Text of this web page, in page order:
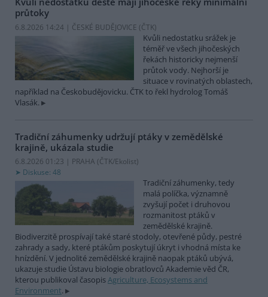
průtoky
6.8.2026 14:24 | ČESKÉ BUDĚJOVICE (ČTK)
Kvůli nedostatku srážek je
téměř ve všech jihočeských
řekách historicky nejmenší
průtok vody. Nejhorší je
situace v rovinatých oblastech,
například na Českobudějovicku. ČTK to řekl hydrolog Tomáš
Vlasák.
Tradiční záhumenky udržují ptáky v zemědělské
krajině, ukázala studie
6.8.2026 01:23 | PRAHA (ČTK/Ekolist)
Diskuse: 48
Tradiční záhumenky, tedy
malá políčka, významně
zvyšují počet i druhovou
rozmanitost ptáků v
zemědělské krajině.
Biodiverzitě prospívají také staré stodoly, otevřené půdy, pestré
zahrady a sady, které ptákům poskytují úkryt i vhodná místa ke
hnízdění. V jednolité zemědělské krajině naopak ptáků ubývá,
ukazuje studie Ústavu biologie obratlovců Akademie věd ČR,
kterou publikoval časopisAgriculture, Ecosystems and
Environment.